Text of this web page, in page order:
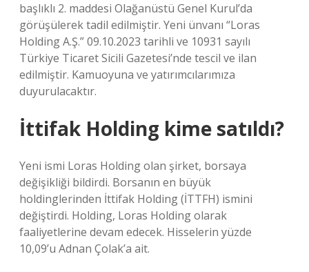
başlıklı 2. maddesi Olağanüstü Genel Kurul’da
görüşülerek tadil edilmiştir. Yeni ünvanı “Loras
Holding A.Ş.” 09.10.2023 tarihli ve 10931 sayılı
Türkiye Ticaret Sicili Gazetesi’nde tescil ve ilan
edilmiştir. Kamuoyuna ve yatırımcılarımıza
duyurulacaktır.
İttifak Holding kime satıldı?
Yeni ismi Loras Holding olan şirket, borsaya
değişikliği bildirdi. Borsanın en büyük
holdinglerinden İttifak Holding (İTTFH) ismini
değiştirdi. Holding, Loras Holding olarak
faaliyetlerine devam edecek. Hisselerin yüzde
10,09’u Adnan Çolak’a ait.